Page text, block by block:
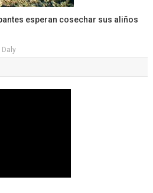
esperan cosechar sus aliños
Daly